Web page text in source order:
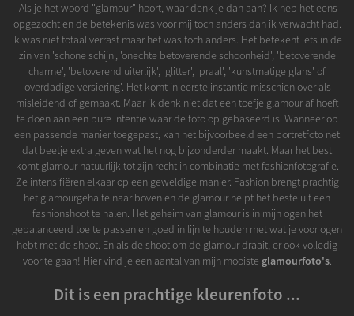
Als je het woord "glamour" hoort, waar denk je dan aan? Ik heb het eens
opgezocht en de betekenis was voor mij toch anders dan ik verwacht had.
Ik was niet totaal verrast maar het was toch anders. Het betekent iets in de
zin van 'schone schijn', 'onechte betoverende schoonheid', 'betoverende
charme', 'betoverend uiterlijk', 'glitter', 'praal', 'kunstmatige glans' of
'overdadige versiering'. Het komt in eerste instantie misschien over als
misleidend of gemaakt. Maar ik denk niet dat een toefje glamour af hoeft
te doen aan een pure intentie waar de foto op gebaseerd is. Wanneer op
een passende manier toegepast, kan het bijvoorbeeld een portretfoto net
dat beetje extra geven wat het nog bijzonderder maakt. Maar het best
komt glamour natuurlijk tot zijn recht in combinatie met fashionfotografie.
Ze intensifiëren elkaar op een geweldige manier. Fashion brengt prachtig
het glamourgehalte naar boven en de glamour helpt het beste uit een
fashionshoot te halen. Het geheim van glamour is in mijn ogen het
gebalanceerd toe te passen en goed in lijn te houden met wat je voor ogen
hebt met de shoot. En als de shoot om de glamour draait, er ook volledig
voor te gaan! Hier vind je een aantal van mijn mooiste glamourfoto's.
Dit is een prachtige kleurenfoto ...